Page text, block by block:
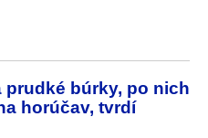
búrky, po nich
horúčav, tvrdí